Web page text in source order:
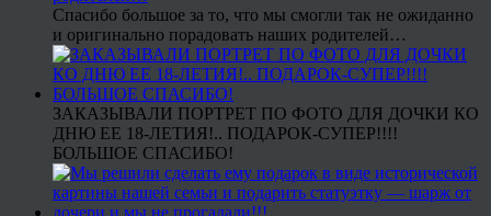
Спасибо большое за то, что мы смогли так не ожиданно
и оригинально порадовать наших родителей…
ЗАКАЗЫВАЛИ ПОРТРЕТ ПО ФОТО ДЛЯ ДОЧКИ КО
ДНЮ ЕЕ 18-ЛЕТИЯ!.. ПОДАРОК-СУПЕР!!!!
БОЛЬШОЕ СПАСИБО!